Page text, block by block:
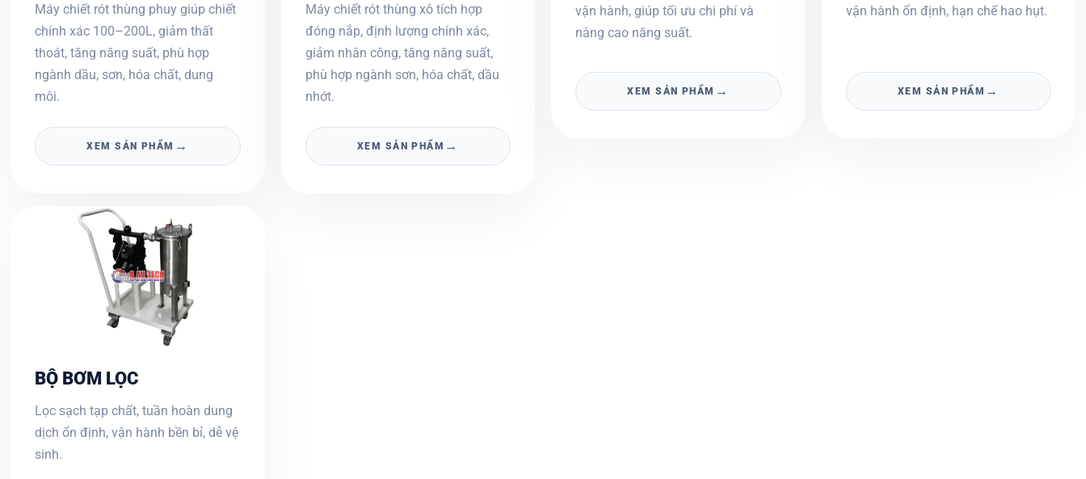
Máy chiết rót thùng phuy giúp chiết
chính xác 100–200L, giảm thất
thoát, tăng năng suất, phù hợp
ngành dầu, sơn, hóa chất, dung
môi.
XEM SẢN PHẨM →
Máy chiết rót thùng xô tích hợp
đóng nắp, định lượng chính xác,
giảm nhân công, tăng năng suất,
phù hợp ngành sơn, hóa chất, dầu
nhớt.
XEM SẢN PHẨM →
vận hành, giúp tối ưu chi phí và
nâng cao năng suất.
XEM SẢN PHẨM →
vận hành ổn định, hạn chế hao hụt.
XEM SẢN PHẨM →
BỘ BƠM LỌC
Lọc sạch tạp chất, tuần hoàn dung
dịch ổn định, vận hành bền bỉ, dễ vệ
sinh.